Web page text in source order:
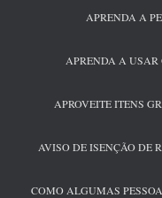
APRENDA A
APRENDA A USAR
APROVEITE ITENS
AVISO DE ISENÇÃO DE
COMO ALGUMAS